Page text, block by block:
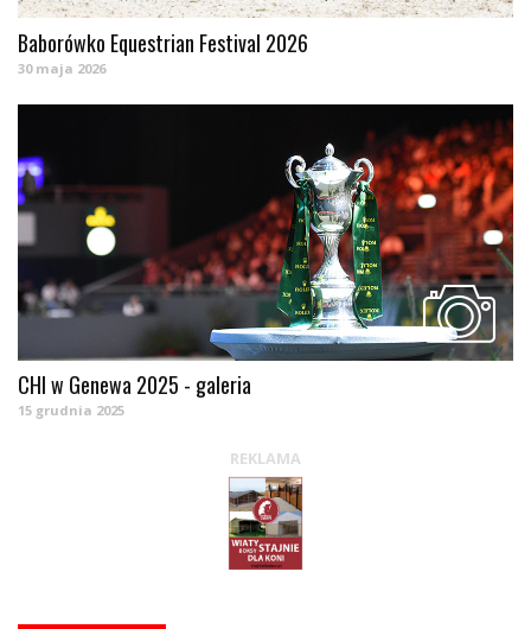
Baborówko Equestrian Festival 2026
30 maja 2026
CHI w Genewa 2025 - galeria
15 grudnia 2025
REKLAMA